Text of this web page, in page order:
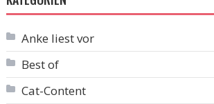
Anke liest vor
Best of
Cat-Content